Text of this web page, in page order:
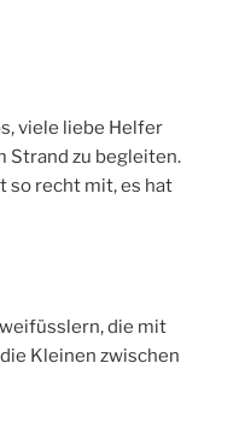
viele liebe Helfer
Strand zu begleiten.
so recht mit, es hat
die mit
Kleinen zwischen